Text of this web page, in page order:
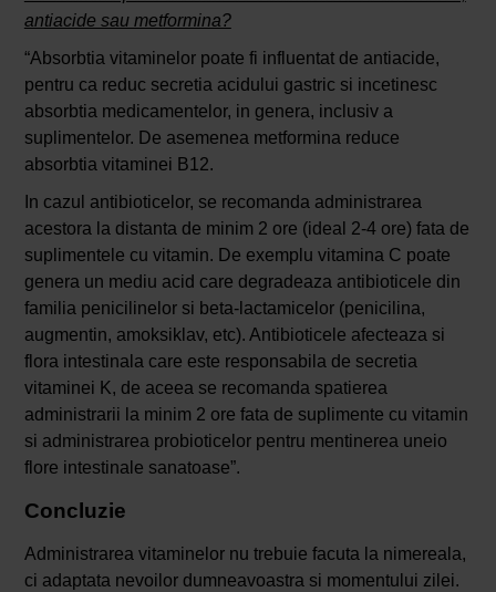
antiacide sau metformina?
“Absorbtia vitaminelor poate fi influentat de antiacide,
pentru ca reduc secretia acidului gastric si incetinesc
absorbtia medicamentelor, in genera, inclusiv a
suplimentelor. De asemenea metformina reduce
absorbtia vitaminei B12.
In cazul antibioticelor, se recomanda administrarea
acestora la distanta de minim 2 ore (ideal 2-4 ore) fata de
suplimentele cu vitamin. De exemplu vitamina C poate
genera un mediu acid care degradeaza antibioticele din
familia penicilinelor si beta-lactamicelor (penicilina,
augmentin, amoksiklav, etc). Antibioticele afecteaza si
flora intestinala care este responsabila de secretia
vitaminei K, de aceea se recomanda spatierea
administrarii la minim 2 ore fata de suplimente cu vitamin
si administrarea probioticelor pentru mentinerea uneio
flore intestinale sanatoase”.
Concluzie
Administrarea vitaminelor nu trebuie facuta la nimereala,
ci adaptata nevoilor dumneavoastra si momentului zilei.